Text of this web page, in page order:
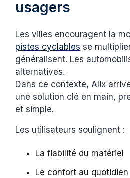
usagers
Les villes encouragent la
pistes cyclables se
généralisent. Les
alternatives.
Dans ce contexte, Alix
une solution clé en main,
et simple.
Les utilisateurs soulignent :
La fiabilité du matériel
Le confort au quotidien